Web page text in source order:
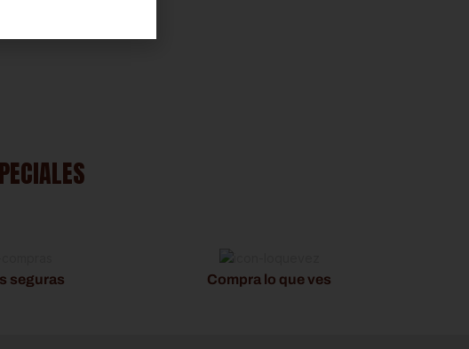
seguras Compra lo que ves